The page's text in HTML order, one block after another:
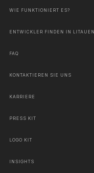
WIE FUNKTIONIERT ES?
ENTWICKLER FINDEN IN LITAUEN
FAQ
KONTAKTIEREN SIE UNS
KARRIERE
PRESS KIT
LOGO KIT
INSIGHTS